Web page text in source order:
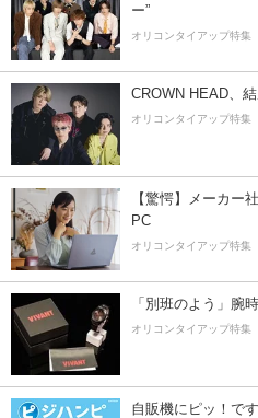
ー”
オリコンタイアップ特集
CROWN HEAD、
オリコンタイアップ特集
【驚愕】メーカー
PC
オリコンタイアップ特集
「別班のよう」腕
オリコンタイアップ特集
自販機にピッ！で